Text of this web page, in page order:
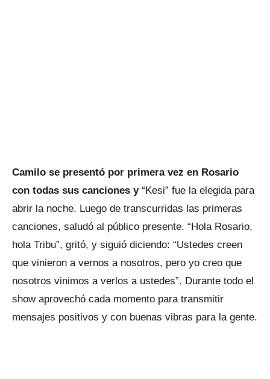
Camilo se presentó por primera vez en Rosario
con todas sus canciones y “Kesi” fue la elegida para
abrir la noche. Luego de transcurridas las primeras
canciones, saludó al público presente. “Hola Rosario,
hola Tribu”, gritó, y siguió diciendo: “Ustedes creen
que vinieron a vernos a nosotros, pero yo creo que
nosotros vinimos a verlos a ustedes”. Durante todo el
show aprovechó cada momento para transmitir
mensajes positivos y con buenas vibras para la gente.